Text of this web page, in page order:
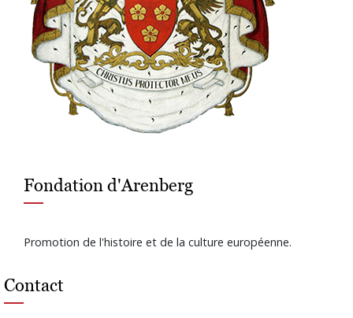
Fondation d'Arenberg
Promotion de l'histoire et de la culture européenne.
Contact